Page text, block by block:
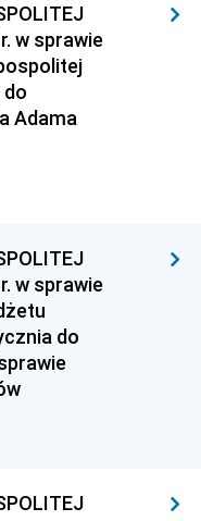
w sprawie
Adama
w sprawie
do